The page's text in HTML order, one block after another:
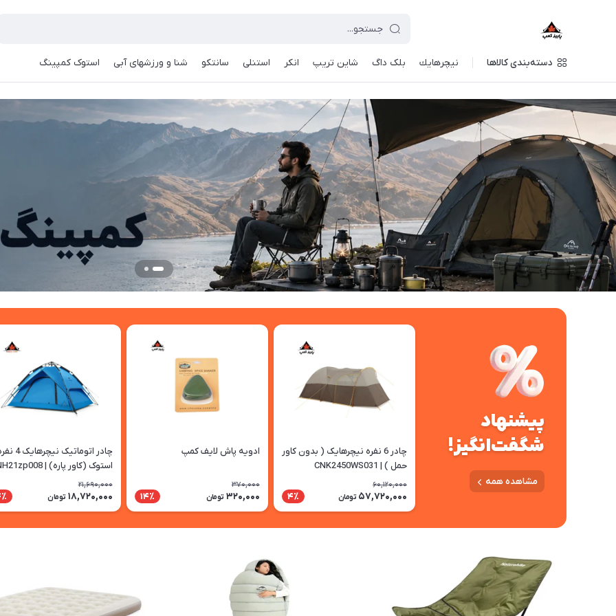
دسته‌بندی کالاها نيچرهايك بلک داگ شاین تریپ انکر استنلی سانتکو شنا و ورزشهای آبی استوک کمپینگ
پیشنهاد
شگفت‌انگیز!
مشاهده همه
چادر 6 نفره نیچرهایک ( بدون کاور
حمل ) | CNK2450WS031
60,120,000
57,720,000 تومان 4٪
ادویه پاش لایف کمپ
370,000
320,000 تومان 14٪
چادر اتوماتیک
استوک (کاور پاره) | NH21zp008
21,690,000
18,720,000 تومان